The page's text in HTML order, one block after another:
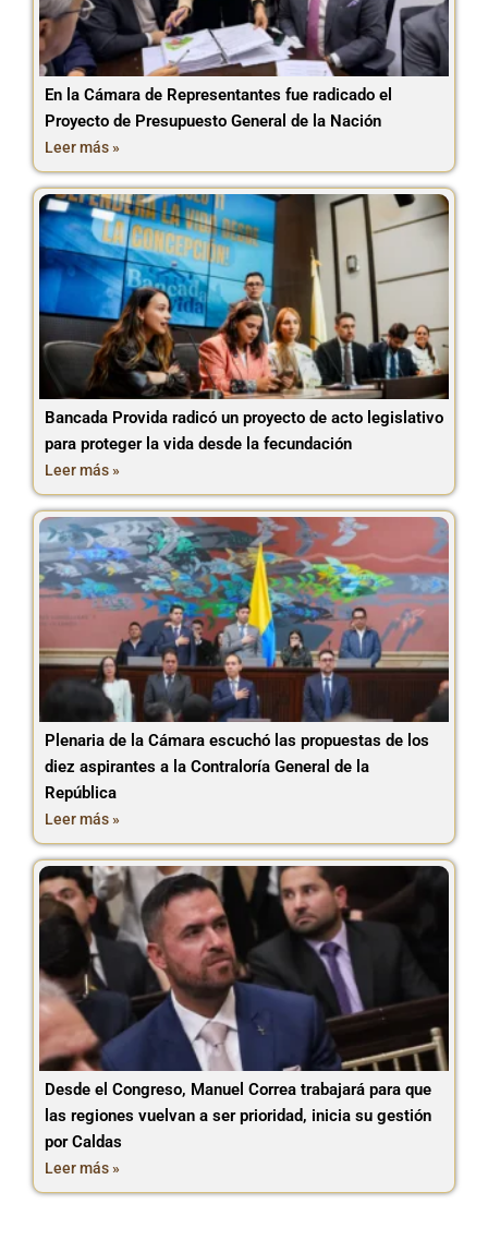
En la Cámara de Representantes fue radicado el
Proyecto de Presupuesto General de la Nación
Leer más »
Bancada Provida radicó un proyecto de acto legislativo
para proteger la vida desde la fecundación
Leer más »
Plenaria de la Cámara escuchó las propuestas de los
diez aspirantes a la Contraloría General de la
República
Leer más »
Desde el Congreso, Manuel Correa trabajará para que
las regiones vuelvan a ser prioridad, inicia su gestión
por Caldas
Leer más »